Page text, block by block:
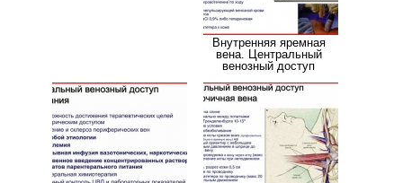
Внутренняя яремная
вена. Центральный
венозный доступ